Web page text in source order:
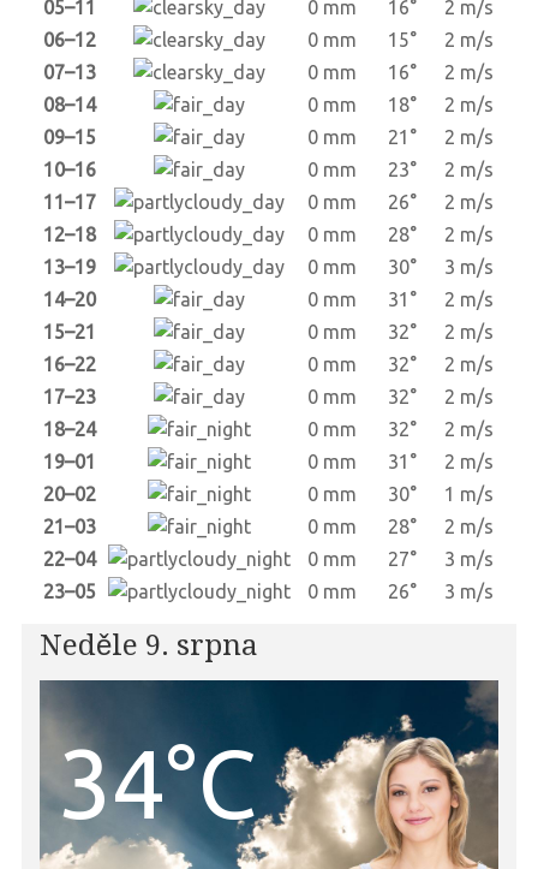
05–11
0 mm 16°
2 m/s
06–12
0 mm 15°
2 m/s
07–13
0 mm 16°
2 m/s
08–14
0 mm 18°
2 m/s
09–15
0 mm 21°
2 m/s
10–16
0 mm 23°
2 m/s
11–17
0 mm 26°
2 m/s
12–18
0 mm 28°
2 m/s
13–19
0 mm 30°
3 m/s
14–20
0 mm 31°
2 m/s
15–21
0 mm 32°
2 m/s
16–22
0 mm 32°
2 m/s
17–23
0 mm 32°
2 m/s
18–24
0 mm 32°
2 m/s
19–01
0 mm 31°
2 m/s
20–02
0 mm 30°
1 m/s
21–03
0 mm 28°
2 m/s
22–04
0 mm 27°
3 m/s
23–05
0 mm 26° 3 m/s
Neděle 9. srpna
34°C